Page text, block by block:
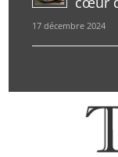
17 décembre 2024